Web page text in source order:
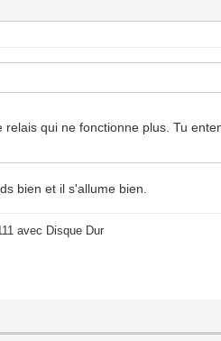
relais qui ne fonctionne plus. Tu
bien et il s'allume bien.
avec Disque Dur